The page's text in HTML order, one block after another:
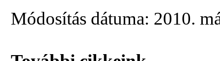
Módosítás dátuma: 2010.